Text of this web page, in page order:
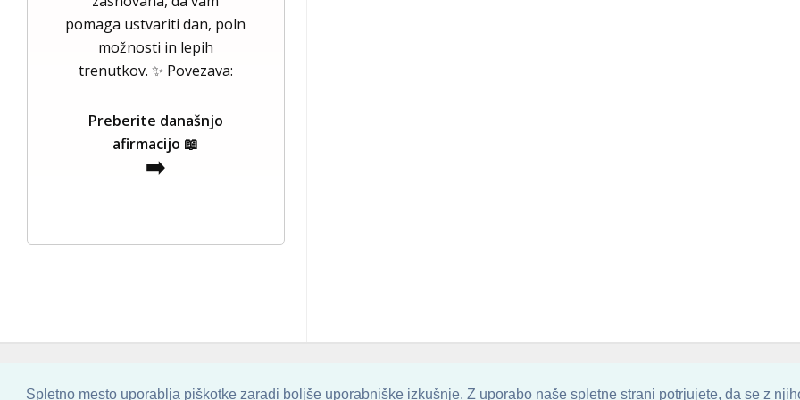
Spletno mesto uporablja piškotke zaradi boljše uporabniške izkušnje. Z uporabo naše spletne strani potrjujete, da se z
pomaga ustvariti dan, poln
možnosti in lepih
trenutkov. ✨ Povezava:
Preberite današnjo
afirmacijo 📖
➡️
COPYRIGHT © 2013 - 2026 BYSKINBASE. ALL ARTWORK ARE UPLOADED AND COPYRIGHTED TO ITS AUTHOR.